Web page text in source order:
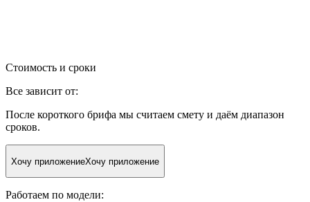
Стоимость и сроки
Все зависит от:
После короткого брифа мы считаем смету и даём диапазон
сроков.
Хочу приложениеХочу приложение
Работаем по модели: